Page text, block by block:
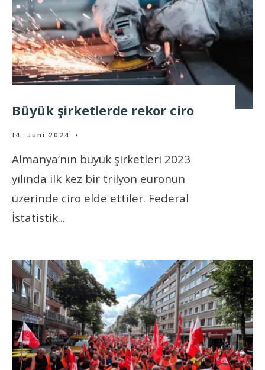
Büyük şirketlerde rekor ciro
14. Juni 2024 •
Almanya’nın büyük şirketleri 2023
yılında ilk kez bir trilyon euronun
üzerinde ciro elde ettiler. Federal
İstatistik...